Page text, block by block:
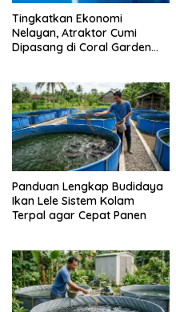
Tingkatkan Ekonomi
Nelayan, Atraktor Cumi
Dipasang di Coral Garden
Panduan Lengkap Budidaya
Ikan Lele Sistem Kolam
Terpal agar Cepat Panen